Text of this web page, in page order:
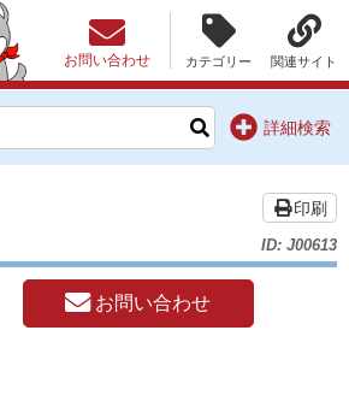
カテゴリー 関連サイト
お問い合わせ
詳細検索
ID: J00613
印刷
お問い合わせ